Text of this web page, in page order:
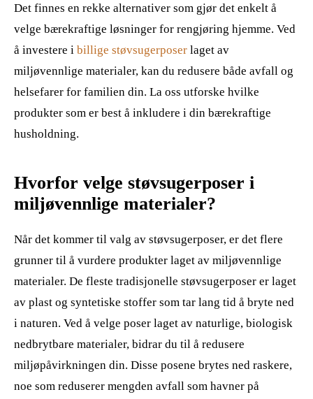
Det finnes en rekke alternativer som gjør det enkelt å
velge bærekraftige løsninger for rengjøring hjemme. Ved
å investere i billige støvsugerposer laget av
miljøvennlige materialer, kan du redusere både avfall og
helsefarer for familien din. La oss utforske hvilke
produkter som er best å inkludere i din bærekraftige
husholdning.
Hvorfor velge støvsugerposer i
miljøvennlige materialer?
Når det kommer til valg av støvsugerposer, er det flere
grunner til å vurdere produkter laget av miljøvennlige
materialer. De fleste tradisjonelle støvsugerposer er laget
av plast og syntetiske stoffer som tar lang tid å bryte ned
i naturen. Ved å velge poser laget av naturlige, biologisk
nedbrytbare materialer, bidrar du til å redusere
miljøpåvirkningen din. Disse posene brytes ned raskere,
noe som reduserer mengden avfall som havner på